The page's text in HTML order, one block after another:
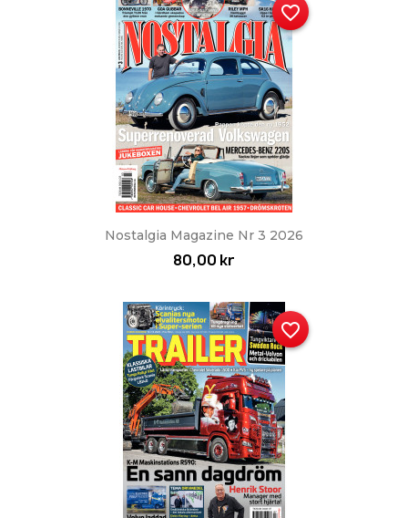
Nostalgia Magazine Nr 3 2026
80,00 kr
favorite_border
favorite_border